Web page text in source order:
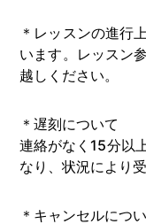
＊レッスンの進行
います。レッスン
越しください。
＊遅刻について
連絡がなく15分以
なり、状況により
＊キャンセルにつ